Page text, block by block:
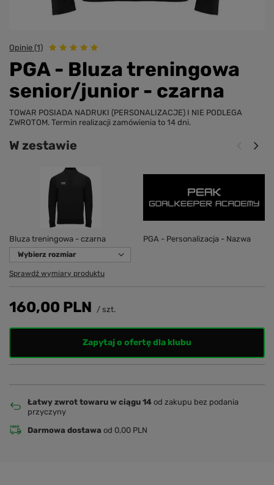
Opinie (1)
PGA - Bluza treningowa
senior/junior - czarna
TOWAR POSIADA NADRUKI (PERSONALIZACJE) I NIE PODLEGA
ZWROTOM. Termin realizacji zamówienia to 14 dni.
W zestawie
Bluza treningowa - czarna
Wybierz rozmiar
Sprawdź wymiary produktu
PGA - Personalizacja - Nazwa
160,00 PLN / szt.
Zapytaj o ofertę dla klubu
Łatwy zwrot towaru w ciągu 14 od zakupu bez podania
przyczyny
Darmowa dostawa od 0,00 PLN